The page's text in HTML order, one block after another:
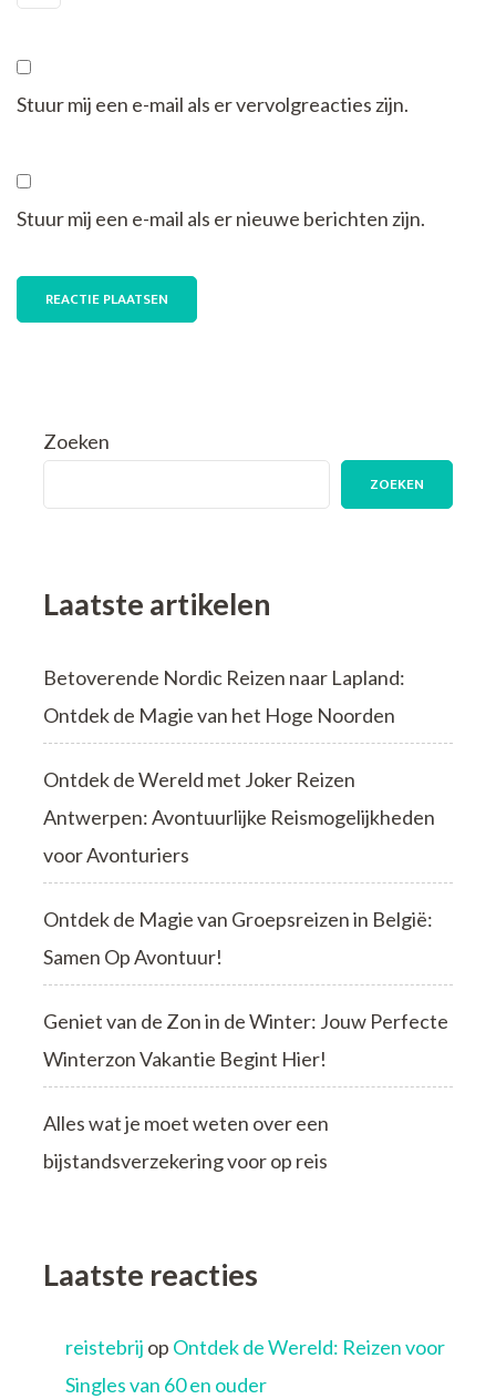
Stuur mij een e-mail als er vervolgreacties zijn.
Stuur mij een e-mail als er nieuwe berichten zijn.
Zoeken
ZOEKEN
Laatste artikelen
Betoverende Nordic Reizen naar Lapland:
Ontdek de Magie van het Hoge Noorden
Ontdek de Wereld met Joker Reizen
Antwerpen: Avontuurlijke Reismogelijkheden
voor Avonturiers
Ontdek de Magie van Groepsreizen in België:
Samen Op Avontuur!
Geniet van de Zon in de Winter: Jouw Perfecte
Winterzon Vakantie Begint Hier!
Alles wat je moet weten over een
bijstandsverzekering voor op reis
Laatste reacties
reistebrij op Ontdek de Wereld: Reizen voor
Singles van 60 en ouder